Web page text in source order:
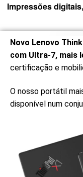
Impressões
Novo Lenovo
com Ultra-7, mais
certificação e
O nosso portátil
disponível num